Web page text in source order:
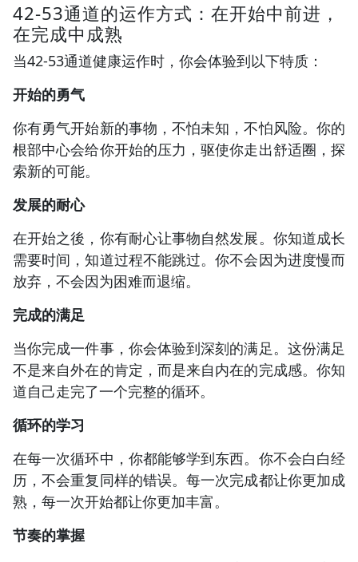
42-53通道的运作方式：在开始中前进，
在完成中成熟
当42-53通道健康运作时，你会体验到以下特质：
开始的勇气
你有勇气开始新的事物，不怕未知，不怕风险。你的
根部中心会给你开始的压力，驱使你走出舒适圈，探
索新的可能。
发展的耐心
在开始之後，你有耐心让事物自然发展。你知道成长
需要时间，知道过程不能跳过。你不会因为进度慢而
放弃，不会因为困难而退缩。
完成的满足
当你完成一件事，你会体验到深刻的满足。这份满足
不是来自外在的肯定，而是来自内在的完成感。你知
道自己走完了一个完整的循环。
循环的学习
在每一次循环中，你都能够学到东西。你不会白白经
历，不会重复同样的错误。每一次完成都让你更加成
熟，每一次开始都让你更加丰富。
节奏的掌握